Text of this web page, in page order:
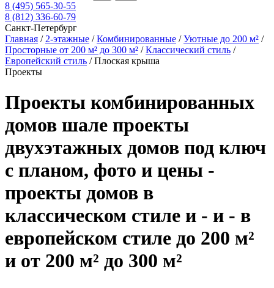
8 (495) 565-30-55
8 (812) 336-60-79
Санкт-Петербург
Главная / 2-этажные /Комбинированные /Уютные до 200 м² /
Просторные от 200 м² до 300 м² /Классический стиль /
Европейский стиль /Плоская крыша
Проекты
Проекты комбинированных
домов шале проекты
двухэтажных домов под ключ
с планом, фото и цены -
проекты домов в
классическом стиле и - и - в
европейском стиле до 200 м²
и от 200 м² до 300 м²